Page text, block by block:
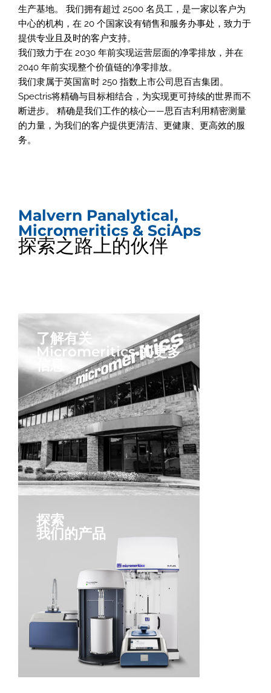
生产基地。 我们拥有超过 2500 名员工，是一家以客户为
中心的机构，在 20 个国家设有销售和服务办事处，致力于
提供专业且及时的客户支持。
我们致力于在 2030 年前实现运营层面的净零排放，并在
2040 年前实现整个价值链的净零排放。
我们隶属于英国富时 250 指数上市公司思百吉集团。
Spectris将精确与目标相结合，为实现更可持续的世界而不
断进步。 精确是我们工作的核心——思百吉利用精密测量
的力量，为我们的客户提供更清洁、更健康、更高效的服
务。
Malvern Panalytical,
Micromeritics & SciAps
探索之路上的伙伴
了解有关
Micromeritics 的更多
探索
我们的产品